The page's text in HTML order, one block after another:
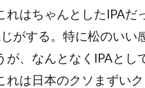
はちゃんとしたIPA
がする。特に松のい
、なんとなくIPAと
は日本のクソまずい